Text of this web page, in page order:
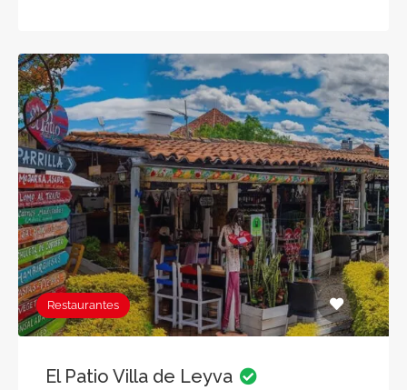
Restaurantes
El Patio Villa de Leyva